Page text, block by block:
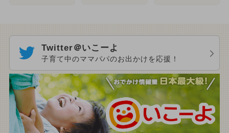
Twitter＠いこーよ
子育て中のママパパのお出かけを応援！